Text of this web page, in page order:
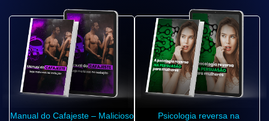
Manual do Cafajeste – Malicioso
Psicologia reversa na